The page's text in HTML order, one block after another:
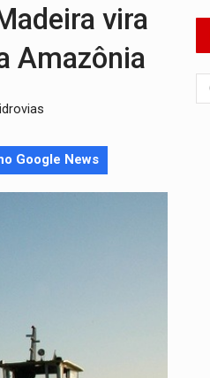
vira
Amazônia
Google News